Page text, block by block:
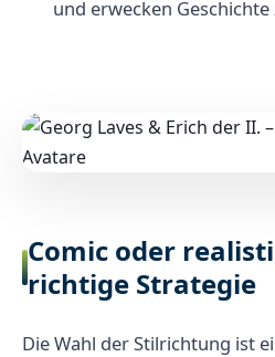
und erwecken
Comic oder
richtige Strategie
Die Wahl der Stilrichtung ist